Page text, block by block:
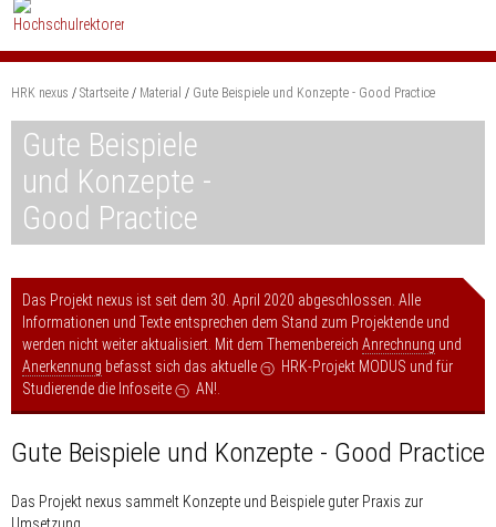
Zum
Content
springen
HRK nexus Startseite Material Gute Beispiele und Konzepte - Good Practice
Gute Beispiele
und Konzepte -
Good Practice
Das Projekt nexus ist seit dem 30. April 2020 abgeschlossen. Alle
Informationen und Texte entsprechen dem Stand zum Projektende und
werden nicht weiter aktualisiert. Mit dem Themenbereich Anrechnung und
Anerkennung befasst sich das aktuelle HRK-Projekt MODUS und für
Studierende die Infoseite
AN!
Gute Beispiele und Konzepte - Good Practice
Das Projekt nexus sammelt Konzepte und Beispiele guter Praxis zur